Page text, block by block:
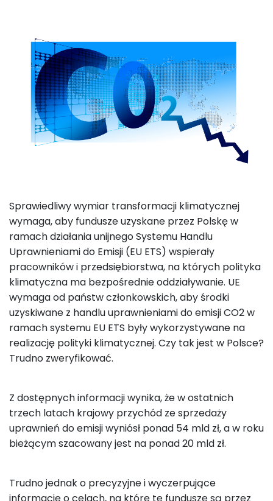
Sprawiedliwy wymiar transformacji klimatycznej
wymaga, aby fundusze uzyskane przez Polskę w
ramach działania unijnego Systemu Handlu
Uprawnieniami do Emisji (EU ETS) wspierały
pracowników i przedsiębiorstwa, na których polityka
klimatyczna ma bezpośrednie oddziaływanie. UE
wymaga od państw członkowskich, aby środki
uzyskiwane z handlu uprawnieniami do emisji CO2 w
ramach systemu EU ETS były wykorzystywane na
realizację polityki klimatycznej. Czy tak jest w Polsce?
Trudno zweryfikować.
Z dostępnych informacji wynika, że w ostatnich
trzech latach krajowy przychód ze sprzedaży
uprawnień do emisji wyniósł ponad 54 mld zł, a w roku
bieżącym szacowany jest na ponad 20 mld zł.
Trudno jednak o precyzyjne i wyczerpujące